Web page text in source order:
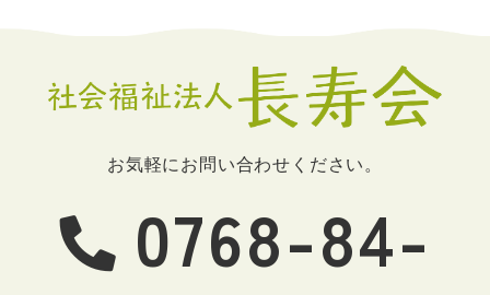
お気軽にお問い合わせください。
0768-84-